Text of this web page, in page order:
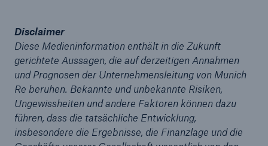
Disclaimer
Diese Medieninformation enthält in die Zukunft
gerichtete Aussagen, die auf derzeitigen Annahmen
und Prognosen der Unternehmensleitung von Munich
Re beruhen. Bekannte und unbekannte Risiken,
Ungewissheiten und andere Faktoren können dazu
führen, dass die tatsächliche Entwicklung,
insbesondere die Ergebnisse, die Finanzlage und die
Seite öffnen
Katastrophenbond-Markt hat sich normalisiert –
2010 steigendes Emissionsvolumen bei
niedrigeren Preisen zu erwarten
Munich Re steigert Gewinn 2009 auf 2,56 Mrd. €
und erhöht die Dividende auf 5,75 €